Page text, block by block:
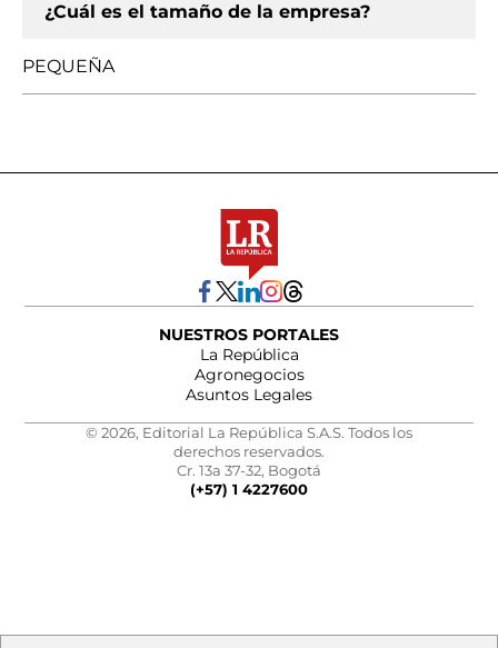
¿Cuál es el tamaño de la empresa?
PEQUEÑA
NUESTROS PORTALES
La República
Agronegocios
Asuntos Legales
© 2026, Editorial La República S.A.S. Todos los
derechos reservados.
Cr. 13a 37-32, Bogotá
(+57) 1 4227600